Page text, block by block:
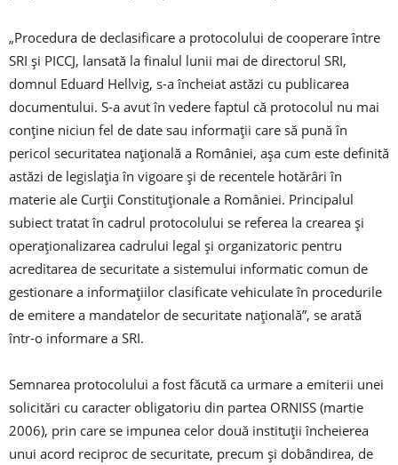
„Procedura de declasificare a protocolului de cooperare între
SRI şi PICCJ, lansată la finalul lunii mai de directorul SRI,
domnul Eduard Hellvig, s-a încheiat astăzi cu publicarea
documentului. S-a avut în vedere faptul că protocolul nu mai
conţine niciun fel de date sau informaţii care să pună în
pericol securitatea naţională a României, aşa cum este definită
astăzi de legislaţia în vigoare şi de recentele hotărâri în
materie ale Curţii Constituţionale a României. Principalul
subiect tratat în cadrul protocolului se referea la crearea şi
operaţionalizarea cadrului legal şi organizatoric pentru
acreditarea de securitate a sistemului informatic comun de
gestionare a informaţiilor clasificate vehiculate în procedurile
de emitere a mandatelor de securitate naţională”, se arată
într-o informare a SRI.
Semnarea protocolului a fost făcută ca urmare a emiterii unei
solicitări cu caracter obligatoriu din partea ORNISS (martie
2006), prin care se impunea celor două instituţii încheierea
unui acord reciproc de securitate, precum şi dobândirea, de